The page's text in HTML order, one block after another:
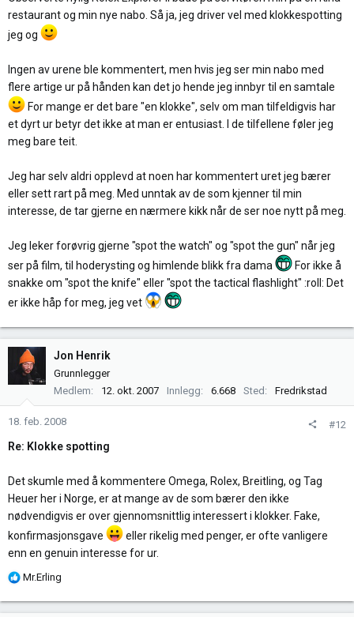
restaurant og min nye nabo. Så ja, jeg driver vel med klokkespotting
jeg og
Ingen av urene ble kommentert, men hvis jeg ser min nabo med
flere artige ur på hånden kan det jo hende jeg innbyr til en samtale
For mange er det bare "en klokke", selv om man tilfeldigvis har
et dyrt ur betyr det ikke at man er entusiast. I de tilfellene føler jeg
meg bare teit.
Jeg har selv aldri opplevd at noen har kommentert uret jeg bærer
eller sett rart på meg. Med unntak av de som kjenner til min
interesse, de tar gjerne en nærmere kikk når de ser noe nytt på meg.
Jeg leker forøvrig gjerne "spot the watch" og "spot the gun" når jeg
ser på film, til hoderysting og himlende blikk fra dama
For ikke å
snakke om "spot the knife" eller "spot the tactical flashlight" :roll: Det
er ikke håp for meg, jeg vet
Jon Henrik
Grunnlegger
Medlem
12. okt. 2007 Innlegg 6.668 Sted Fredrikstad
18. feb. 2008 #12
Re: Klokke spotting
Det skumle med å kommentere Omega, Rolex, Breitling, og Tag
Heuer her i Norge, er at mange av de som bærer den ikke
nødvendigvis er over gjennomsnittlig interessert i klokker. Fake,
konfirmasjonsgave
eller rikelig med penger, er ofte vanligere
enn en genuin interesse for ur.
R
Mr.Erling